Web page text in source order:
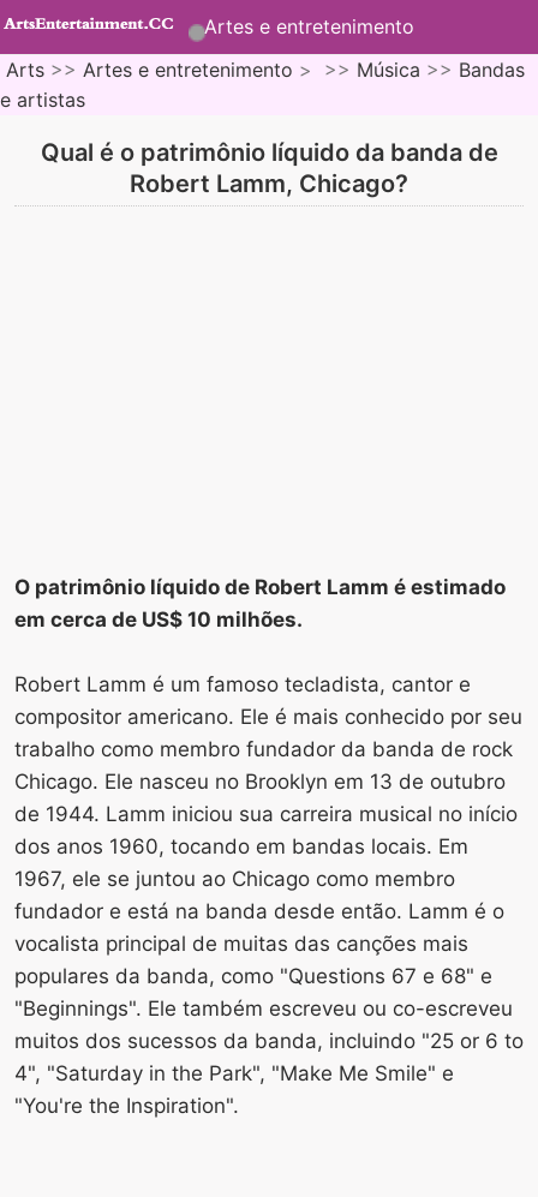
Artes e entretenimento
Arts >> Artes e entretenimento > >> Música >> Bandas
e artistas
Qual é o patrimônio líquido da banda de
Robert Lamm, Chicago?
O patrimônio líquido de Robert Lamm é estimado
em cerca de US$ 10 milhões.
Robert Lamm é um famoso tecladista, cantor e
compositor americano. Ele é mais conhecido por seu
trabalho como membro fundador da banda de rock
Chicago. Ele nasceu no Brooklyn em 13 de outubro
de 1944. Lamm iniciou sua carreira musical no início
dos anos 1960, tocando em bandas locais. Em
1967, ele se juntou ao Chicago como membro
fundador e está na banda desde então. Lamm é o
vocalista principal de muitas das canções mais
populares da banda, como "Questions 67 e 68" e
"Beginnings". Ele também escreveu ou co-escreveu
muitos dos sucessos da banda, incluindo "25 or 6 to
4", "Saturday in the Park", "Make Me Smile" e
"You're the Inspiration".